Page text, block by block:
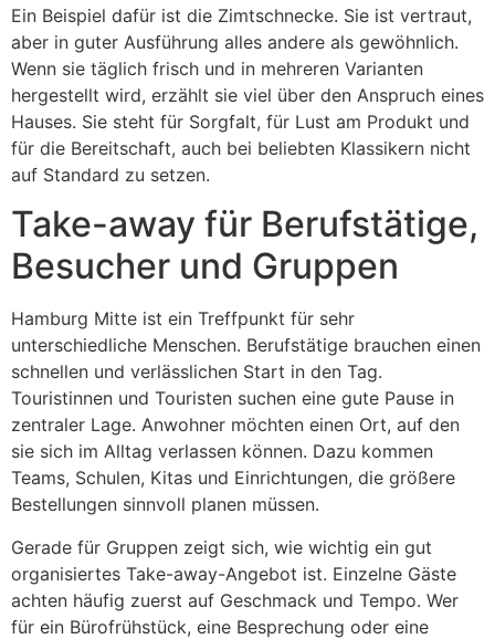
Ein Beispiel dafür ist die Zimtschnecke. Sie ist vertraut,
aber in guter Ausführung alles andere als gewöhnlich.
Wenn sie täglich frisch und in mehreren Varianten
hergestellt wird, erzählt sie viel über den Anspruch eines
Hauses. Sie steht für Sorgfalt, für Lust am Produkt und
für die Bereitschaft, auch bei beliebten Klassikern nicht
auf Standard zu setzen.
Take-away für Berufstätige,
Besucher und Gruppen
Hamburg Mitte ist ein Treffpunkt für sehr
unterschiedliche Menschen. Berufstätige brauchen einen
schnellen und verlässlichen Start in den Tag.
Touristinnen und Touristen suchen eine gute Pause in
zentraler Lage. Anwohner möchten einen Ort, auf den
sie sich im Alltag verlassen können. Dazu kommen
Teams, Schulen, Kitas und Einrichtungen, die größere
Bestellungen sinnvoll planen müssen.
Gerade für Gruppen zeigt sich, wie wichtig ein gut
organisiertes Take-away-Angebot ist. Einzelne Gäste
achten häufig zuerst auf Geschmack und Tempo. Wer
für ein Bürofrühstück, eine Besprechung oder eine